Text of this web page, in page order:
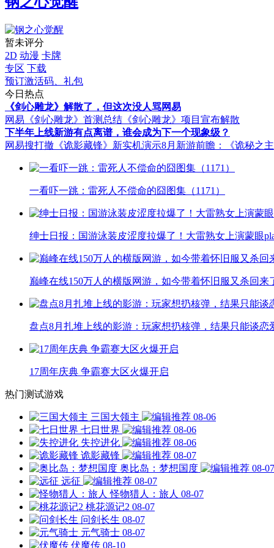
暂未评分
2D 动漫 卡牌
专区 下载
预订激活码、礼包
今日热点
《剑心雕龙》解散了，但这次没人骂网易
网易《剑心雕龙》首测总结 《剑心雕龙》项目宣布解散
下半年上线新游有点离谱，谁会成为下一个现象级？
网易搜打撤《诡影藏锋》新实机演示8月新游前瞻：《诡秘之
一看吓一跳：雷死人不偿命的囧图集（1171）
绅士日报：国游泳装皮涩度拉爆了！大雷熟女上演蒙眼
巅峰在线150万人的横版网游，如今带着怀旧服又杀回来
盘点8月扎堆上线的影游：玩家想扔核弹，结果只能谈恋
17周年庆典 争霸赛大区火爆开启
热门测试游戏
三国大领主
08-06
七日世界
08-06
失控进化
08-06
诡影藏锋
08-07
奥比岛：梦想国度
08-07
远征
08-07
怪物猎人：旅人 08-07
桃花源记2 08-07
问剑长生 08-07
元气骑士 08-07
伏魔传 08-10